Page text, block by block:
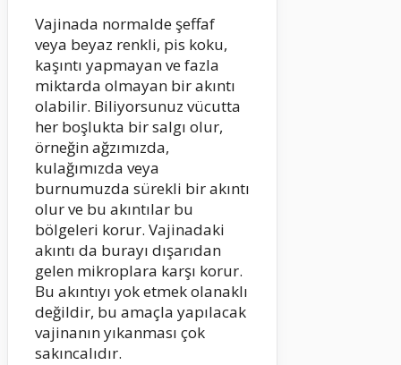
Vajinada normalde şeffaf
veya beyaz renkli, pis koku,
kaşıntı yapmayan ve fazla
miktarda olmayan bir akıntı
olabilir. Biliyorsunuz vücutta
her boşlukta bir salgı olur,
örneğin ağzımızda,
kulağımızda veya
burnumuzda sürekli bir akıntı
olur ve bu akıntılar bu
bölgeleri korur. Vajinadaki
akıntı da burayı dışarıdan
gelen mikroplara karşı korur.
Bu akıntıyı yok etmek olanaklı
değildir, bu amaçla yapılacak
vajinanın yıkanması çok
sakıncalıdır.